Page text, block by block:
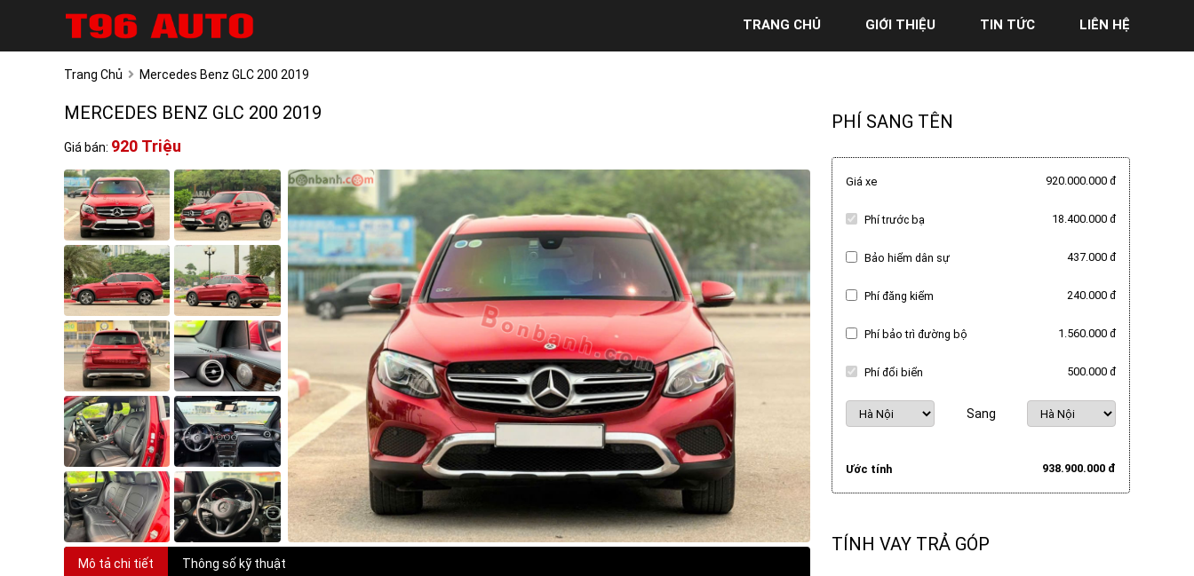
TRANG CHỦ GIỚI THIỆU TIN TỨC LIÊN HỆ
Trang Chủ Mercedes Benz GLC 200 2019
MERCEDES BENZ GLC 200 2019
Giá bán: 920 Triệu
Mô tả chi tiết Thông số kỹ thuật
PHÍ SANG TÊN
Giá xe 920.000.000 đ
Phí trước bạ 18.400.000 đ
Bảo hiểm dân sự 437.000 đ
Phí đăng kiểm 240.000 đ
Phí bảo trì đường bộ 1.560.000 đ
Phí đổi biển 500.000 đ
Sang
Ước tính 938.900.000 đ
TÍNH VAY TRẢ GÓP